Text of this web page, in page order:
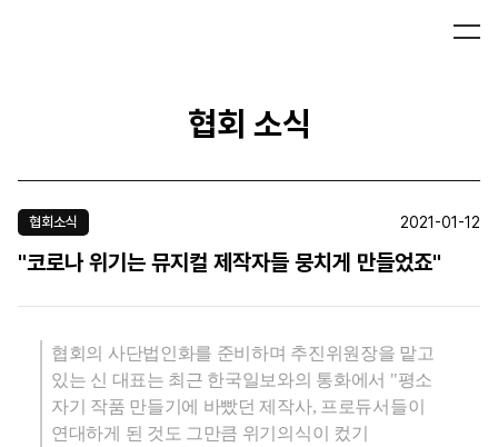
협회 소식
협회소식 2021-01-12
"코로나 위기는 뮤지컬 제작자들 뭉치게 만들었죠"
협회의 사단법인화를 준비하며 추진위원장을 맡고
있는 신 대표는 최근 한국일보와의 통화에서 "평소
자기 작품 만들기에 바빴던 제작사, 프로듀서들이
연대하게 된 것도 그만큼 위기의식이 컸기